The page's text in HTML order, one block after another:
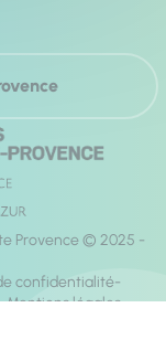
Provence © 2025 -
confidentialité
Mentions légales